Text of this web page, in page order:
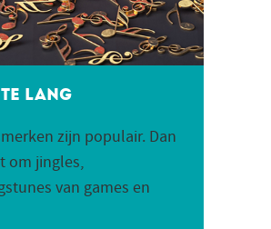
te lang
zijn populair. Dan
om jingles,
van games en